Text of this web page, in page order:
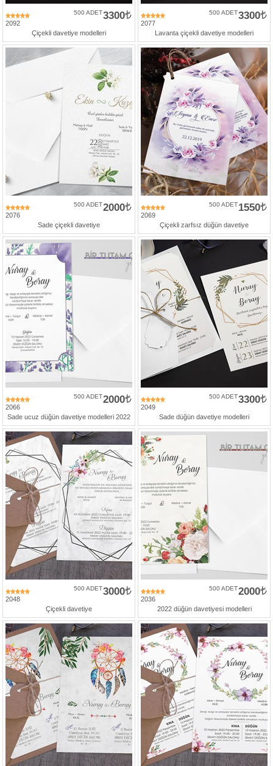
2092
3300
500 ADET
Çiçekli davetiye modelleri
2077
3300
500 ADET
Lavanta çiçekli davetiye modelleri
2076
2000
500 ADET
Sade çiçekli davetiye
2069
1550
500 ADET
Çiçekli zarfsız düğün davetiye
2066
2000
500 ADET
Sade ucuz düğün davetiye modelleri 2022
2049
3300
500 ADET
Sade düğün davetiye modelleri
2048
3000
500 ADET
Çiçekli davetiye
2036
2000
500 ADET
2022 düğün davetiyesi modelleri